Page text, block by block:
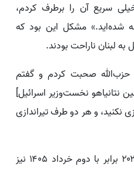
سریع آن را برطرف کردم،
شده‌اید.» مشکل این بود که
به لبنان ناراحت بودند.
حزب‌الله صحبت کردم و گفتم
نتانیاهو نخست‌وزیر اسرائیل]
نکنید، و هر دو طرف تیراندازی
رئیس جمهور آمریکا ۲۳ می ۲۰۲۶ برابر با دوم خرداد ۱۴۰۵ نیز